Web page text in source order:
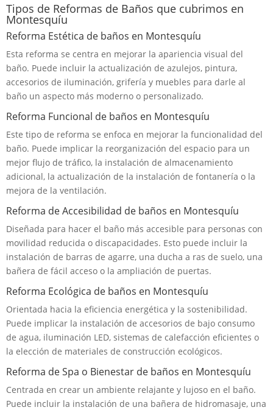
Tipos de Reformas de Baños que cubrimos en
Montesquíu
Reforma Estética de baños en Montesquíu
Esta reforma se centra en mejorar la apariencia visual del
baño. Puede incluir la actualización de azulejos, pintura,
accesorios de iluminación, grifería y muebles para darle al
baño un aspecto más moderno o personalizado.
Reforma Funcional de baños en Montesquíu
Este tipo de reforma se enfoca en mejorar la funcionalidad del
baño. Puede implicar la reorganización del espacio para un
mejor flujo de tráfico, la instalación de almacenamiento
adicional, la actualización de la instalación de fontanería o la
mejora de la ventilación.
Reforma de Accesibilidad de baños en Montesquíu
Diseñada para hacer el baño más accesible para personas con
movilidad reducida o discapacidades. Esto puede incluir la
instalación de barras de agarre, una ducha a ras de suelo, una
bañera de fácil acceso o la ampliación de puertas.
Reforma Ecológica de baños en Montesquíu
Orientada hacia la eficiencia energética y la sostenibilidad.
Puede implicar la instalación de accesorios de bajo consumo
de agua, iluminación LED, sistemas de calefacción eficientes o
la elección de materiales de construcción ecológicos.
Reforma de Spa o Bienestar de baños en Montesquíu
Centrada en crear un ambiente relajante y lujoso en el baño.
Puede incluir la instalación de una bañera de hidromasaje, una